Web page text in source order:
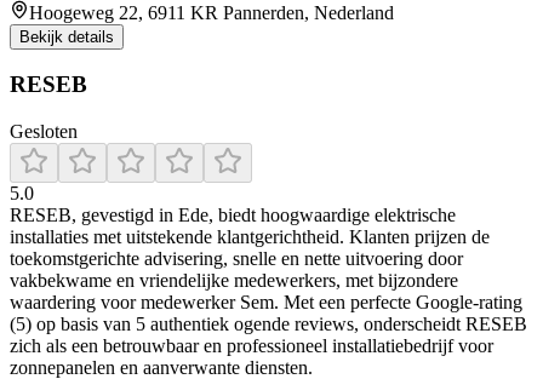
Hoogeweg 22, 6911 KR Pannerden, Nederland
Bekijk details
RESEB
Gesloten
5.0
RESEB, gevestigd in Ede, biedt hoogwaardige elektrische
installaties met uitstekende klantgerichtheid. Klanten prijzen de
toekomstgerichte advisering, snelle en nette uitvoering door
vakbekwame en vriendelijke medewerkers, met bijzondere
waardering voor medewerker Sem. Met een perfecte Google-rating
(5) op basis van 5 authentiek ogende reviews, onderscheidt RESEB
zich als een betrouwbaar en professioneel installatiebedrijf voor
zonnepanelen en aanverwante diensten.